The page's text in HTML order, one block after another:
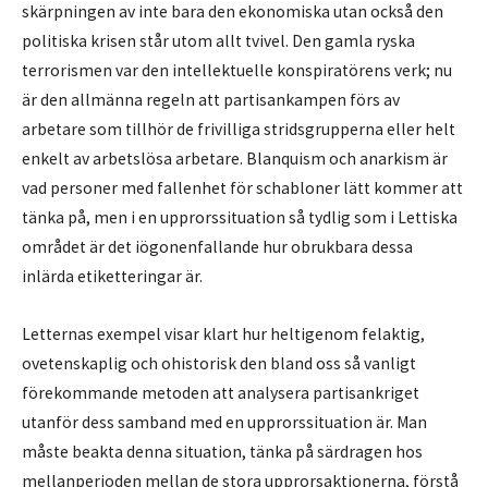
skärpningen av inte bara den ekonomiska utan också den
politiska krisen står utom allt tvivel. Den gamla ryska
terrorismen var den intellektuelle konspiratörens verk; nu
är den allmänna regeln att partisankampen förs av
arbetare som tillhör de frivilliga stridsgrupperna eller helt
enkelt av arbetslösa arbetare. Blanquism och anarkism är
vad personer med fallenhet för schabloner lätt kommer att
tänka på, men i en upprorssituation så tydlig som i Lettiska
området är det iögonenfallande hur obrukbara dessa
inlärda etiketteringar är.
Letternas exempel visar klart hur heltigenom felaktig,
ovetenskaplig och ohistorisk den bland oss så vanligt
förekommande metoden att analysera partisankriget
utanför dess samband med en upprorssituation är. Man
måste beakta denna situation, tänka på särdragen hos
mellanperioden mellan de stora upprorsaktionerna, förstå